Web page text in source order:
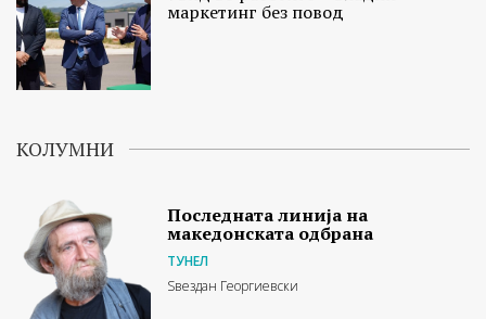
маркетинг без повод
КОЛУМНИ
Последната линија на
македонската одбрана
ТУНЕЛ
Ѕвездан Георгиевски